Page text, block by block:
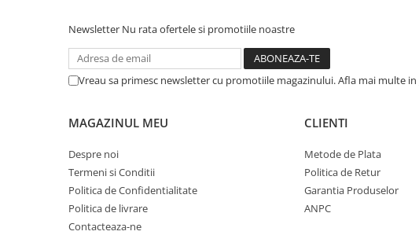
Newsletter Nu rata ofertele si promotiile noastre
Vreau sa primesc newsletter cu promotiile magazinului. Afla mai multe in
MAGAZINUL MEU
Despre noi
Termeni si Conditii
Politica de Confidentialitate
Politica de livrare
Contacteaza-ne
CLIENTI
Metode de Plata
Politica de Retur
Garantia Produselor
ANPC